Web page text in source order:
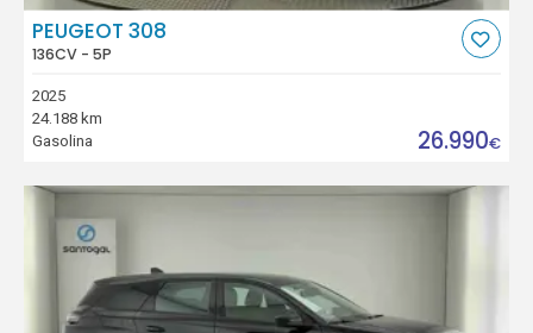
PEUGEOT 308
136CV - 5P
2025
24.188 km
Gasolina
26.990€